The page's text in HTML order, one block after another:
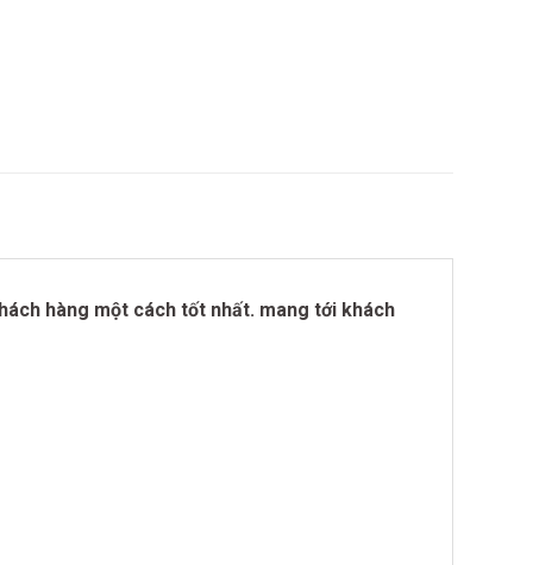
hàng một cách tốt nhất. mang tới khách